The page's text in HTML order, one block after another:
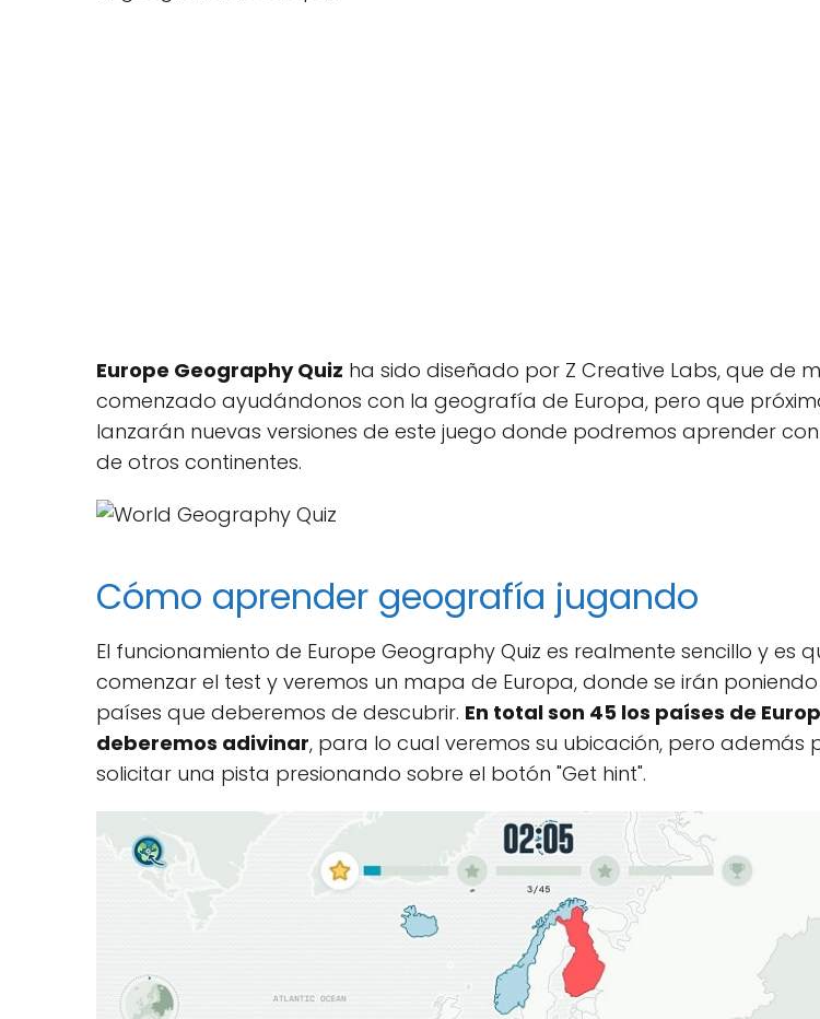
Europe Geography Quiz ha sido diseñado por Z Creative Labs, que de
comenzado ayudándonos con la geografía de Europa, pero que
lanzarán nuevas versiones de este juego donde podremos aprender
de otros continentes.
Cómo aprender geografía jugando
El funcionamiento de Europe Geography Quiz es realmente sencillo y es
comenzar el test y veremos un mapa de Europa, donde se irán
países que deberemos de descubrir. En total son 45 los países de
deberemos adivinar, para lo cual veremos su ubicación, pero además
solicitar una pista presionando sobre el botón "Get hint".